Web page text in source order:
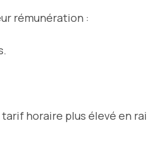
rémunération :
horaire plus élevé en